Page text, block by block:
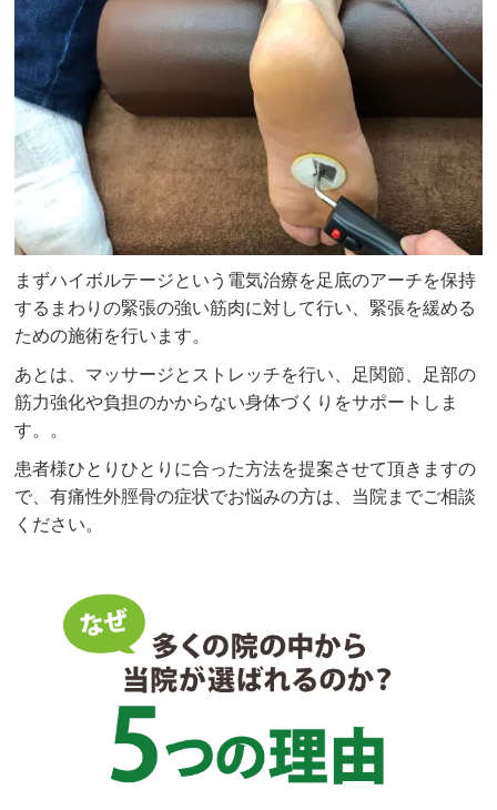
まずハイボルテージという電気治療を足底のアーチを保持
するまわりの緊張の強い筋肉に対して行い、緊張を緩める
ための施術を行います。
あとは、マッサージとストレッチを行い、足関節、足部の
筋力強化や負担のかからない身体づくりをサポートしま
す。。
患者様ひとりひとりに合った方法を提案させて頂きますの
で、有痛性外脛骨の症状でお悩みの方は、当院までご相談
ください。